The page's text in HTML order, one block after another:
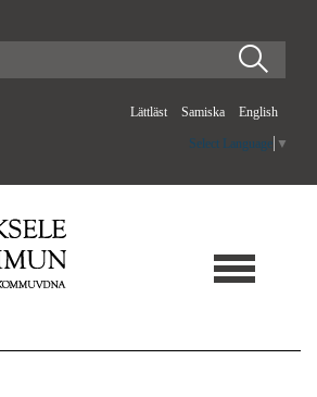
Lättläst Samiska English
Select Language ▼